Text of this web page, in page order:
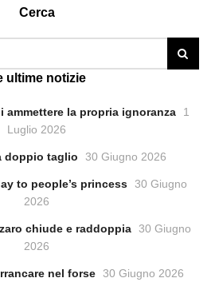
Cerca
ultime notizie
ammettere la propria ignoranza
1
Luglio 2026
doppio taglio 30 Giugno 2026
to people’s princess
30 Giugno
2026
chiude e raddoppia
30 Giugno
2026
nel forse 30 Giugno 2026